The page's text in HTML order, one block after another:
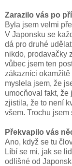
Zarazilo vás po
Byla jsem velmi
V Japonsku se
dá pro druhé
nikdo, prodavačky
vůbec jsem ten
zákazníci
myslela jsem, že
umocňoval fakt,
zjistila, že to není
všem. Trochu jsem
Překvapilo vás
Ano, když se tu
Líbí se mi, jak se
odlišné od